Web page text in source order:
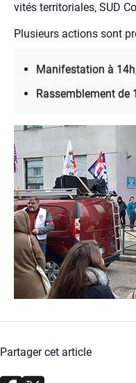
vi­tés ter­ri­to­riales, SUD
Plu­sieurs actions sont
Mani­fes­ta­tion à
Ras­sem­ble­ment
Partager cet article